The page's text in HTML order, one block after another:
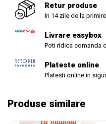
Retur produse
In 14 zile de la
Livrare easybox
Poti ridica comanda
Plateste online
Platesti online in
Produse similare